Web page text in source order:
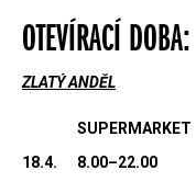
OTEVÍRACÍ DOBA:
ZLATÝ ANDĚL
SUPERMARKET
18.4.
8.00–22.00